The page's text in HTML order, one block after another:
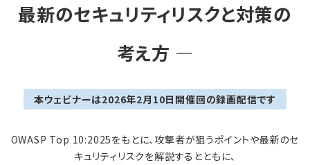
最新のセキュリティリスクと対策の
考え方 ―
本ウェビナーは2026年2月10日開催回の録画配信です
OWASP Top 10:2025をもとに、攻撃者が狙うポイントや最新のセ
キュリティリスクを解説するとともに、